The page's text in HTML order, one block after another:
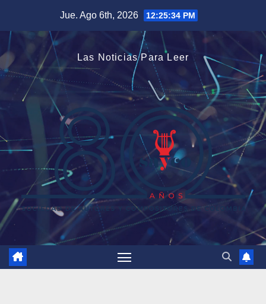
contenido
Jue. Ago 6th, 2026 12:25:35 PM
Las Noticias Para Leer